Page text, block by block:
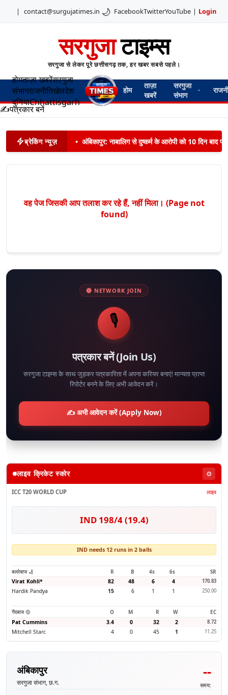
| contact@surgujatimes.in 🌙 FacebookTwitterYouTube | Login
सरगुजाटाइम्स
सरगुजा से लेकर पूरे छत्तीसगढ़ तक, हर खबर सबसे पहले।
होमताज़ा खबरेंसरगुजा
संभागराजनीतिखेलदेश
दुनियाChhattisgarh
होम
ताज़ा
खबरें
सरगुजा
संभाग
✍️पत्रकार बनें
ब्रेकिंग न्यूज़ • अंबिकापुर: नाबालिग से दुष्कर्म के आरोपी को 10 दिन बाद
वह पेज जिसकी आप तलाश कर रहे हैं, नहीं मिला। (Page not
found)
🔴 NETWORK JOIN
🎙️
पत्रकार बनें (Join Us)
सरगुजा टाइम्स के साथ जुड़कर पत्रकारिता में अपना करियर बनाएं! मान्यता प्राप्त
रिपोर्टर बनने के लिए अभी आवेदन करें।
✍️ अभी आवेदन करें (Apply Now)
लाइव क्रिकेट स्कोर ⚙️
ICC T20 WORLD CUP लाइव
IND 198/4 (19.4)
IND needs 12 runs in 2 balls
बल्लेबाज 🏏 R B 4s 6s
SR
Virat Kohli* 82 48 6 4 170.83
Hardik Pandya 15 6 1 1 250.00
गेंदबाज 🥎 O M R W
EC
Pat Cummins
3.4 0 32 2 8.72
Mitchell Starc 4 0 45 1 11.25
अंबिकापुर
सरगुजा संभाग, छ.ग.
--
समय: